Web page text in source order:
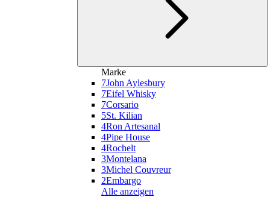
Marke
7John Aylesbury
7Eifel Whisky
7Corsario
5St. Kilian
4Ron Artesanal
4Pipe House
4Rochelt
3Montelana
3Michel Couvreur
2Embargo
Alle anzeigen